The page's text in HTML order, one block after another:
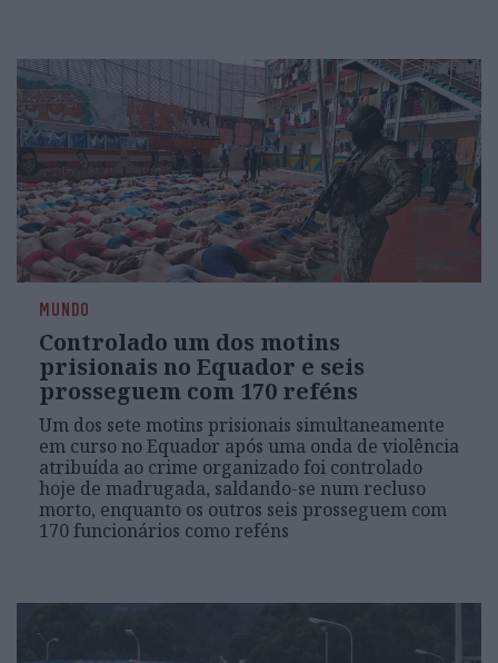
MUNDO
Controlado um dos motins
prisionais no Equador e seis
prosseguem com 170 reféns
Um dos sete motins prisionais simultaneamente
em curso no Equador após uma onda de violência
atribuída ao crime organizado foi controlado
hoje de madrugada, saldando-se num recluso
morto, enquanto os outros seis prosseguem com
170 funcionários como reféns